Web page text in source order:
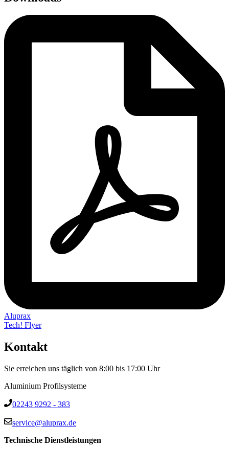
Aluprax
Tech! Flyer
Kontakt
Sie erreichen uns täglich von 8:00 bis 17:00 Uhr
Aluminium Profilsysteme
02243 9292 - 383
service@aluprax.de
Technische Dienstleistungen